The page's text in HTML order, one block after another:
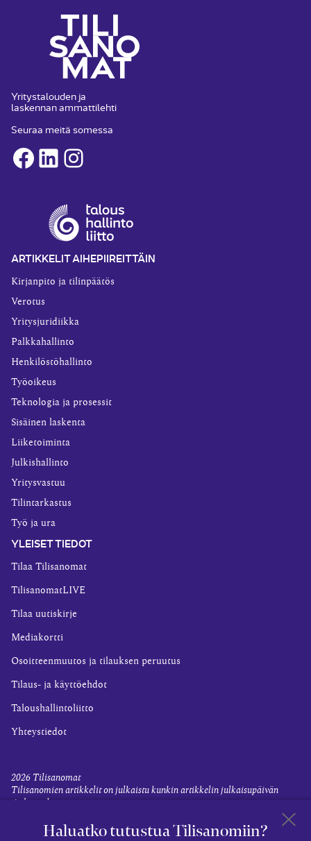
Yritystalouden ja
laskennan ammattilehti
Seuraa meitä somessa
Facebook
LinkedInInstagram
ARTIKKELIT AIHEPIIREITTÄIN
Kirjanpito ja tilinpäätös
Verotus
Yritysjuridiikka
Palkkahallinto
Henkilöstöhallinto
Työoikeus
Teknologia ja prosessit
Sisäinen laskenta
Liiketoiminta
Julkishallinto
Yritysvastuu
Tilintarkastus
Työ ja ura
YLEISET TIEDOT
Tilaa Tilisanomat
TilisanomatLIVE
Tilaa uutiskirje
Mediakortti
Osoitteenmuutos ja tilauksen peruutus
Tilaus- ja käyttöehdot
Taloushallintoliitto
Yhteystiedot
2026 Tilisanomat
Tilisanomien artikkelit on julkaistu kunkin artikkelin julkaisupäivän
tiedon valossa.
EvästevalinnatHaluatko tutustua Tilisanomiin?